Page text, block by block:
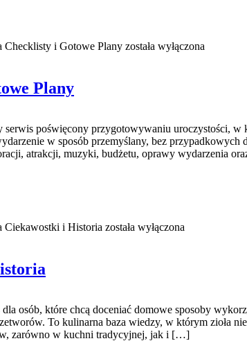
Checklisty i Gotowe Plany została wyłączona
Plany
serwis poświęcony przygotowywaniu uroczystości, w
w sposób przemyślany, bez
atrakcji, muzyki, budżetu, oprawy wydarzenia
Ciekawostki i Historia została wyłączona
osób, które chcą doceniać domowe sposoby
To kulinarna baza wiedzy, w którym zioła
zarówno w kuchni tradycyjnej, jak i […]